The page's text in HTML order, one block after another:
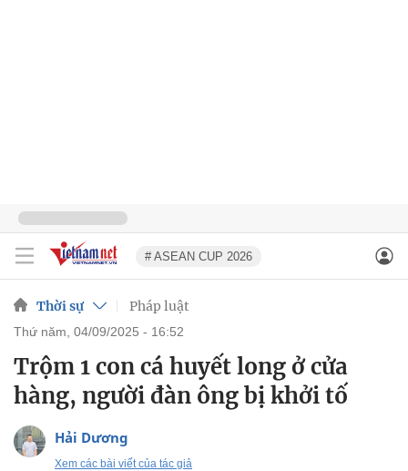
# ASEAN CUP 2026
Thời sự Pháp luật
thứ năm, 04/09/2025 - 16:52
Trộm 1 con cá huyết long ở cửa
hàng, người đàn ông bị khởi tố
Hải Dương
Xem các bài viết của tác giả